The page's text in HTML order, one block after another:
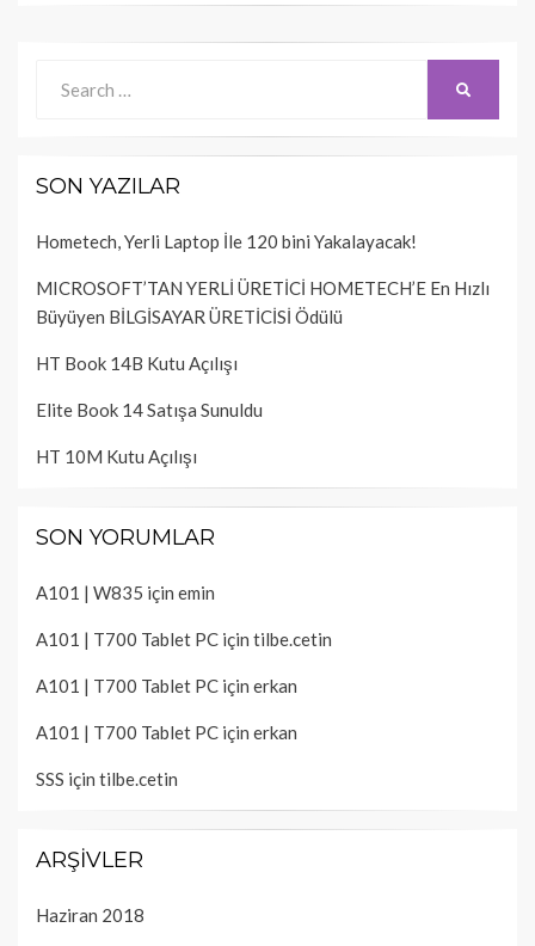
for:
SON YAZILAR
Hometech, Yerli Laptop İle 120 bini Yakalayacak!
MICROSOFT’TAN YERLİ ÜRETİCİ HOMETECH’E En Hızlı
Büyüyen BİLGİSAYAR ÜRETİCİSİ Ödülü
HT Book 14B Kutu Açılışı
Elite Book 14 Satışa Sunuldu
HT 10M Kutu Açılışı
SON YORUMLAR
A101 | W835 için emin
A101 | T700 Tablet PC için tilbe.cetin
A101 | T700 Tablet PC için erkan
A101 | T700 Tablet PC için erkan
SSS için tilbe.cetin
ARŞIVLER
Haziran 2018